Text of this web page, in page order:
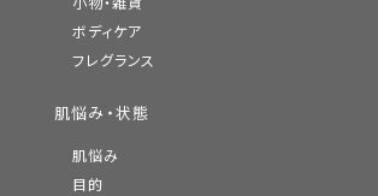
小物・雑貨
ボディケア
フレグランス
肌悩み・状態
肌悩み
目的